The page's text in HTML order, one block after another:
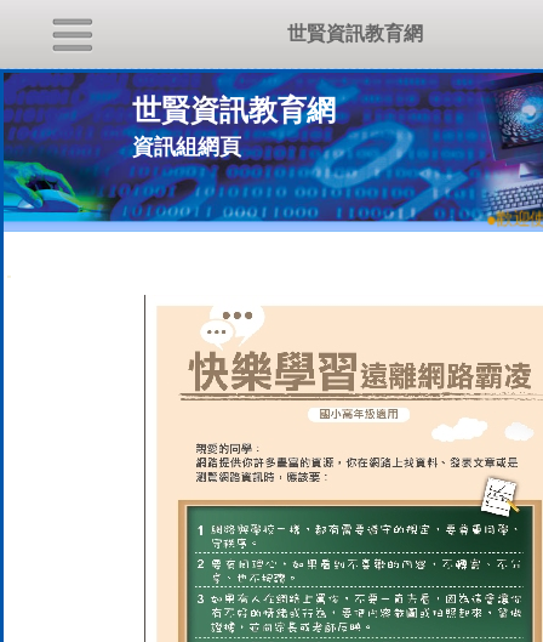
世賢資訊教育網
資訊組網頁
●歡迎
:::
世賢資訊教育網